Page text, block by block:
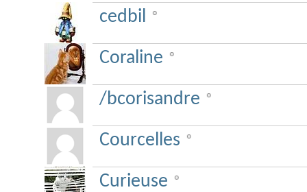
cedbil
Coraline
/bcorisandre
Courcelles
Curieuse